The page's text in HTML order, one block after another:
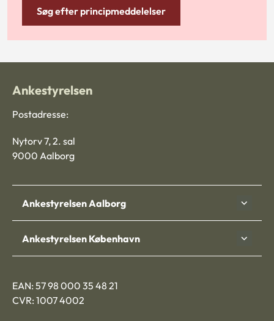
Søg efter principmeddelelser
Ankestyrelsen
Postadresse:
Nytorv 7, 2. sal
9000 Aalborg
Ankestyrelsen Aalborg
Ankestyrelsen København
EAN: 57 98 000 35 48 21
CVR: 1007 4002